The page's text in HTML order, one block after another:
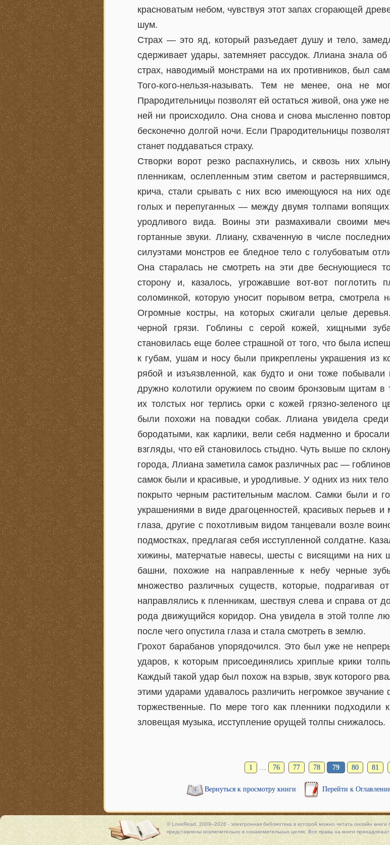
красноватым небом, чувствуя этот запах сгорающей
шум.
Страх — это яд, который разъедает душу и тело,
сдерживает удары, затемняет рассудок. Ллиана знала
страх, наводимый монстрами на их противников, был
Того-кого-нельзя-называть. Тем не менее, она не
Прародительницы позволят ей остаться живой, она уже
ней ни происходило. Она снова и снова мысленно
бесконечно долгой ночи. Если Прародительницы
станет поддаваться страху.
Створки ворот резко распахнулись, и сквозь них
пленникам, ослепленным этим светом и
крича, стали срывать с них всю имеющуюся на них
голых и перепуганных — между двумя толпами
уродливого вида. Воины эти размахивали своими
гортанные звуки. Ллиану, схваченную в числе
силуэтами монстров ее бледное тело с голубоватым
Она старалась не смотреть на эти две беснующиеся
сторону и, казалось, угрожавшие вот-вот поглотить
соломинкой, которую уносит порывом ветра, смотрела
Огромные костры, на которых сжигали целые
черной грязи. Гоблины с серой кожей, хищными
становилась еще более страшной от того, что была
к губам, ушам и носу были прикреплены украшения из
рябой и изъязвленной, как будто и они тоже
дружно колотили оружием по своим бронзовым щитам в
их толстых ног терлись орки с кожей грязно-зеленого
были похожи на повадки собак. Ллиана увидела
бородатыми, как карлики, вели себя надменно и
взгляды, что ей становилось стыдно. Чуть выше по
города, Ллиана заметила самок различных рас —
самок были и красивые, и уродливые. У одних из них
покрыто черным растительным маслом. Самки были и
украшениями в виде драгоценностей, красивых перьев и
глаза, другие с похотливым видом танцевали возле
подмостках, предлагая себя исступленной солдатне.
хижины, матерчатые навесы, шесты с висящими на них
башни, похожие на направленные к небу черные
множество различных существ, которые, подрагивая
направлялись к пленникам, шествуя слева и справа от
рода движущийся коридор. Она увидела в этой толпе
после чего опустила глаза и стала смотреть в землю.
Грохот барабанов упорядочился. Это был уже не
ударов, к которым присоединялись хриплые крики
Каждый такой удар был похож на взрыв, звук которого
этими ударами удавалось различить негромкое
торжественные. По мере того как пленники подходили
зловещая музыка, исступление орущей толпы снижалось.
1 … 76 77 78 79 80 81
Вернуться к просмотру книги Перейти к
© LoveRead, 2009–2026 - электронная библиотека в которой можночитать онлайн книги
представлены исключительно в ознакомительных целях. Все права на книги